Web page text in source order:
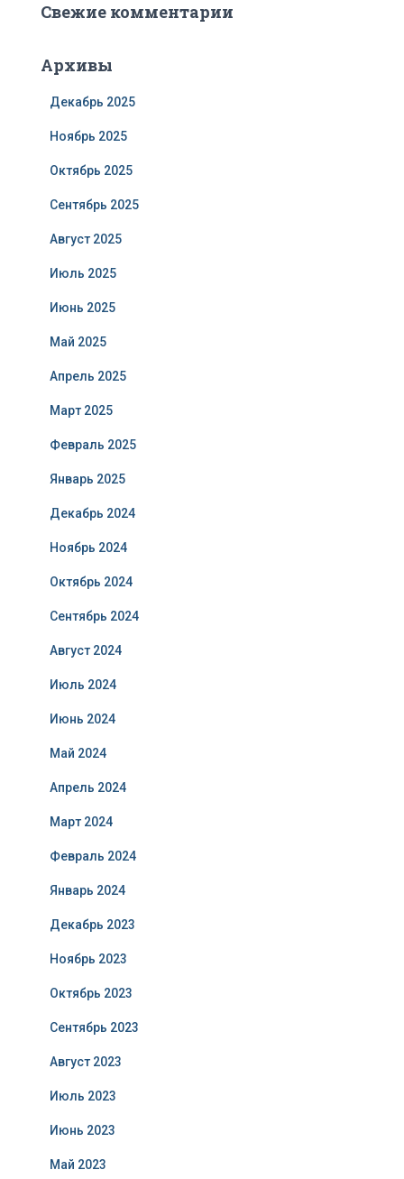
Свежие комментарии
Архивы
Декабрь 2025
Ноябрь 2025
Октябрь 2025
Сентябрь 2025
Август 2025
Июль 2025
Июнь 2025
Май 2025
Апрель 2025
Март 2025
Февраль 2025
Январь 2025
Декабрь 2024
Ноябрь 2024
Октябрь 2024
Сентябрь 2024
Август 2024
Июль 2024
Июнь 2024
Май 2024
Апрель 2024
Март 2024
Февраль 2024
Январь 2024
Декабрь 2023
Ноябрь 2023
Октябрь 2023
Сентябрь 2023
Август 2023
Июль 2023
Июнь 2023
Май 2023